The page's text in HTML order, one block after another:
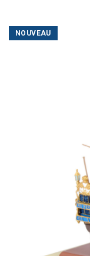
NOUVEAU